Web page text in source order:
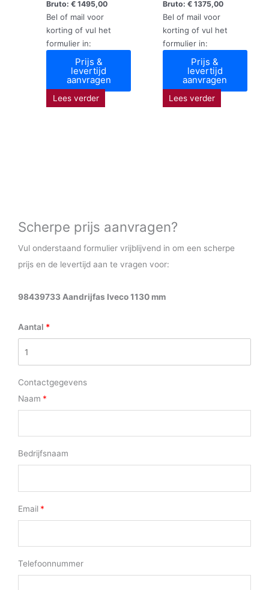
Bruto:€ 1495,00
Bel of mail voor
korting of vul het
formulier in:
Prijs &
levertijd
aanvragen
Lees verder
Bruto: €1375,00
Bel of mail voor
korting of vul het
formulier in:
Prijs &
levertijd
aanvragen
Lees verder
Scherpe prijs aanvragen?
Vul onderstaand formulier vrijblijvend in om een scherpe
prijs en de levertijd aan te vragen voor:
98439733 Aandrijfas Iveco 1130 mm
Aantal
Contactgegevens
Naam
Bedrijfsnaam
Email
Telefoonnummer